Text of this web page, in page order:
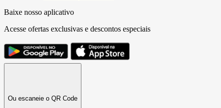
Baixe nosso aplicativo
Acesse ofertas exclusivas e descontos especiais
Ou escaneie o QR Code